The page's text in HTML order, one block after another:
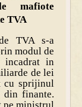
mafiote
TVA
TVA s-a
modul de
incadrat in
de lei
cu sprijinul
din finante.